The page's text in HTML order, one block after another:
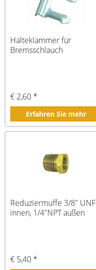
Halteklammer für
Bremsschlauch
€ 2,60 *
Erfahren Sie mehr
Reduziermuffe 3/8" UNF
innen, 1/4"NPT außen
€ 5,40 *